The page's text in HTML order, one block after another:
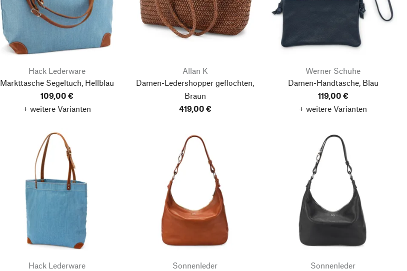
Hack Lederware
Markttasche Segeltuch, Hellblau
109,00 €
+ weitere Varianten
Allan K
Damen-Ledershopper geflochten,
Braun
419,00 €
Werner Schuhe
Damen-Handtasche, Blau
119,00 €
+ weitere Varianten
Hack Lederware
Sonnenleder
Sonnenleder